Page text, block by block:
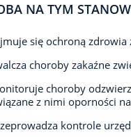
NA TYM
się ochroną zdrowia
choroby zakaźne
choroby
z nimi oporności
kontrole